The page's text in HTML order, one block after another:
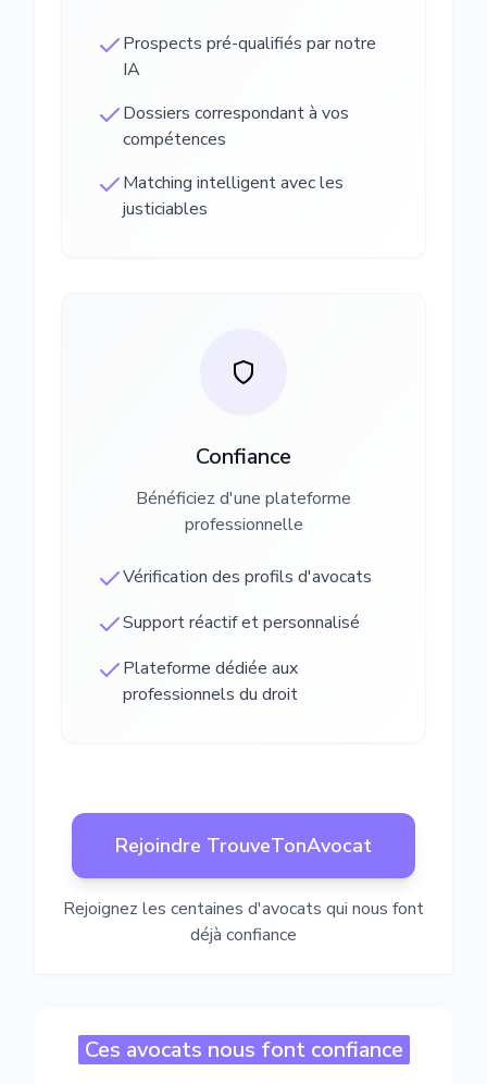
Prospects pré-qualifiés par notre
IA
Dossiers correspondant à vos
compétences
Matching intelligent avec les
justiciables
Confiance
Bénéficiez d'une plateforme
professionnelle
Vérification des profils d'avocats
Support réactif et personnalisé
Plateforme dédiée aux
professionnels du droit
Rejoindre TrouveTonAvocat
Rejoignez les centaines d'avocats qui nous font
déjà confiance
Ces avocats nous font confiance